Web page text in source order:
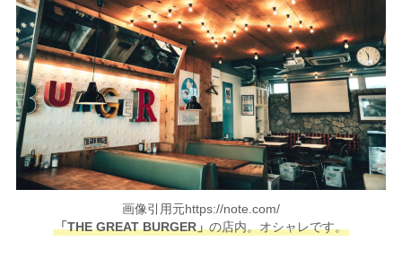
画像引用元https://note.com/
「THE GREAT BURGER」の店内。オシャレです。